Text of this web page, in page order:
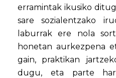
erramintak ikusiko
sare sozialentzako
laburrak ere nola
honetan aurkezpena
gain, praktikan
dugu, eta parte